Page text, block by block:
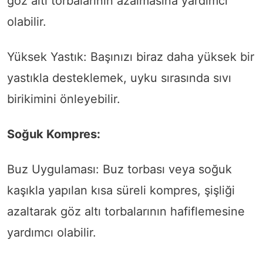
olabilir.
Yüksek Yastık: Başınızı biraz daha yüksek bir
yastıkla desteklemek, uyku sırasında sıvı
birikimini önleyebilir.
Soğuk Kompres:
Buz Uygulaması: Buz torbası veya soğuk
kaşıkla yapılan kısa süreli kompres, şişliği
azaltarak göz altı torbalarının hafiflemesine
yardımcı olabilir.